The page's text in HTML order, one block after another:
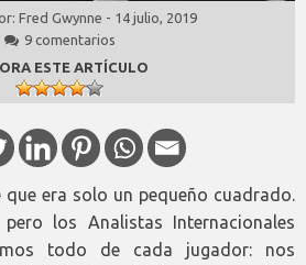
Fred Gwynne - 14 julio, 2019
9 comentarios
ESTE ARTÍCULO
era solo un pequeño cuadrado.
los Analistas Internacionales
todo de cada jugador: nos